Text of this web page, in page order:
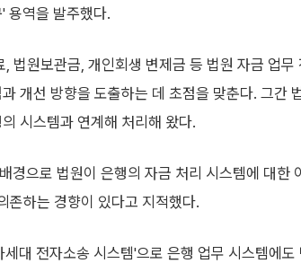
용역을 발주했다.
법원보관금, 개인회생 변제금 등 법원 자금 업무
개선 방향을 도출하는 데 초점을 맞춘다. 그간
시스템과 연계해 처리해 왔다.
경으로 법원이 은행의 자금 처리 시스템에 대한
존하는 경향이 있다고 지적했다.
대 전자소송 시스템'으로 은행 업무 시스템에